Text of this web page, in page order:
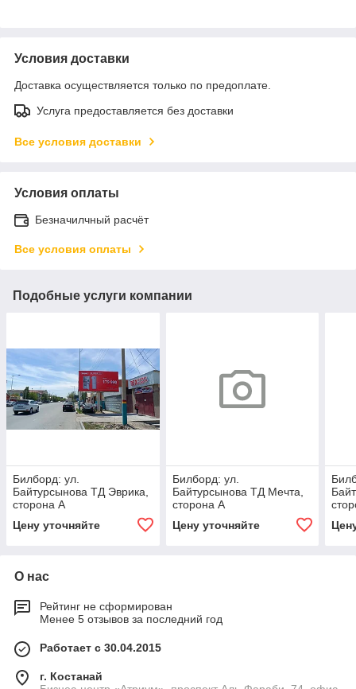
Условия доставки
Доставка осуществляется только по предоплате.
Услуга предоставляется без доставки
Все условия доставки
Условия оплаты
Безначилчный расчёт
Все условия оплаты
Подобные услуги компании
Билборд: ул.
Байтурсынова ТД Эврика,
сторона А
Цену уточняйте
Билборд: ул.
Байтурсынова ТД Мечта,
сторона А
Цену уточняйте
О нас
Рейтинг не сформирован
Менее 5 отзывов за последний год
Работает с 30.04.2015
г. Костанай